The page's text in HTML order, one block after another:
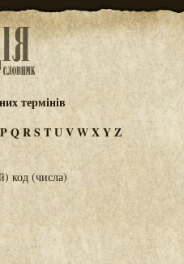
термінів
PQRSTUVWXYZ
код (числа)